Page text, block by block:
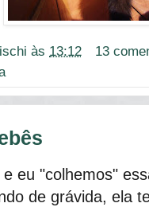
às 13:12
13
e eu "colhemos"
de grávida, ela